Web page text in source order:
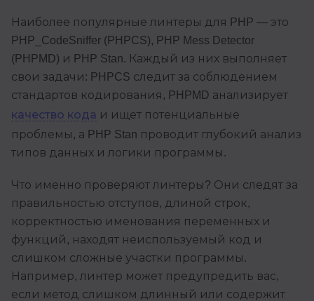
Наиболее популярные линтеры для PHP — это
PHP_CodeSniffer (PHPCS), PHP Mess Detector
(PHPMD) и PHP Stan. Каждый из них выполняет
свои задачи: PHPCS следит за соблюдением
стандартов кодирования, PHPMD анализирует
качество кода и ищет потенциальные
проблемы, а PHP Stan проводит глубокий анализ
типов данных и логики программы.
Что именно проверяют линтеры? Они следят за
правильностью отступов, длиной строк,
корректностью именования переменных и
функций, находят неиспользуемый код и
слишком сложные участки программы.
Например, линтер может предупредить вас,
если метод слишком длинный или содержит